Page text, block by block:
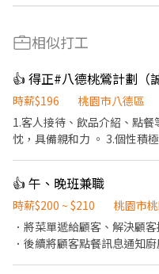
相似打工
時薪$196
桃園市八德區
1.客人接待、飲品介紹、點
忱，具備親和力 。 3.個性積
安全守法）。 8.完成主管與夥
👍 午、晚班兼職
時薪$200 ~ $210
桃園市
．將菜單遞給顧客、解決顧
．後續將顧客點餐訊息通知